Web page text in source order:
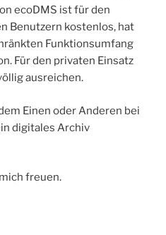
ecoDMS ist für den
Benutzern kostenlos, hat
Funktionsumfang
Für den privaten Einsatz
ausreichen.
Einen oder Anderen bei
digitales Archiv
freuen.